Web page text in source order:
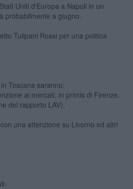
Uniti d'Europa a Napoli in un
probabilmente a giugno.
Tulipani Rossi per una politica
Toscana saranno:
ai mercati, in primis di Firenze.
del rapporto LAV).
una attenzione su Livorno ed altri